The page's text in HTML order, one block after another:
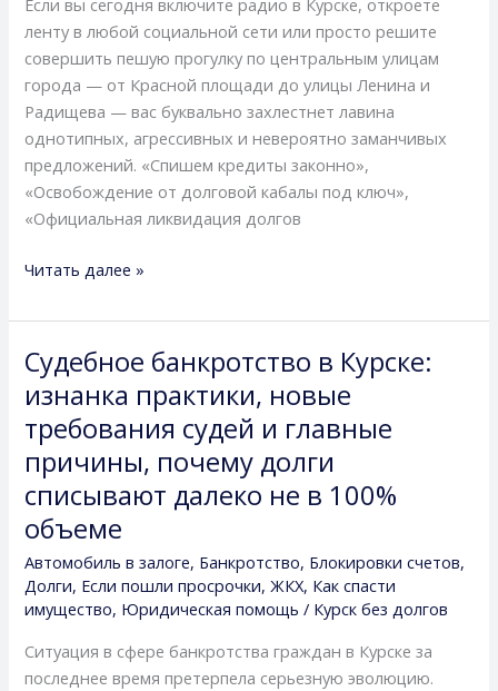
Если вы сегодня включите радио в Курске, откроете
ленту в любой социальной сети или просто решите
совершить пешую прогулку по центральным улицам
города — от Красной площади до улицы Ленина и
Радищева — вас буквально захлестнет лавина
однотипных, агрессивных и невероятно заманчивых
предложений. «Спишем кредиты законно»,
«Освобождение от долговой кабалы под ключ»,
«Официальная ликвидация долгов
по
списанию
долгов
стало
больше,
чем
аптек,
и
как
этот
Читать далее »
Судебное банкротство в Курске:
изнанка практики, новые
требования судей и главные
причины, почему долги
списывают далеко не в 100%
объеме
Автомобиль в залоге, Банкротство, Блокировки счетов,
Долги, Если пошли просрочки,ЖКХ, Как спасти
имущество, Юридическая помощь / Курск без долгов
Ситуация в сфере банкротства граждан в Курске за
последнее время претерпела серьезную эволюцию.
Судебное
банкротство
в
Курске:
изнанка
практики,
новые
требования
судей
и
главные
причины,
почему